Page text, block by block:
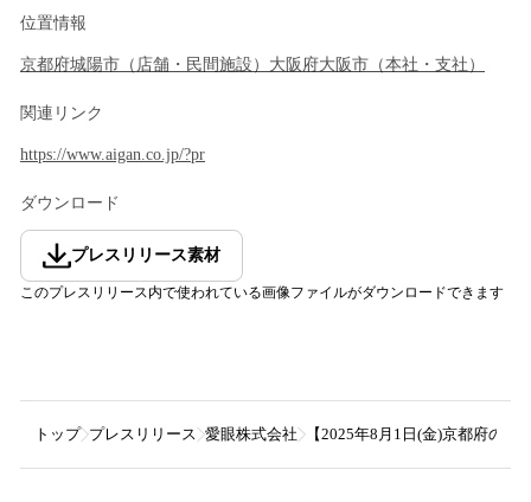
位置情報
京都府城陽市 （ 店舗・民間施設 ） 大阪府大阪市 （本社・支社 ）
関連リンク
https://www.aigan.co.jp/?pr
ダウンロード
プレスリリース素材
このプレスリリース内で使われている画像ファイルがダウンロードできます
トップ プレスリリース 愛眼株式会社 【2025年8月1日(金)京都府の